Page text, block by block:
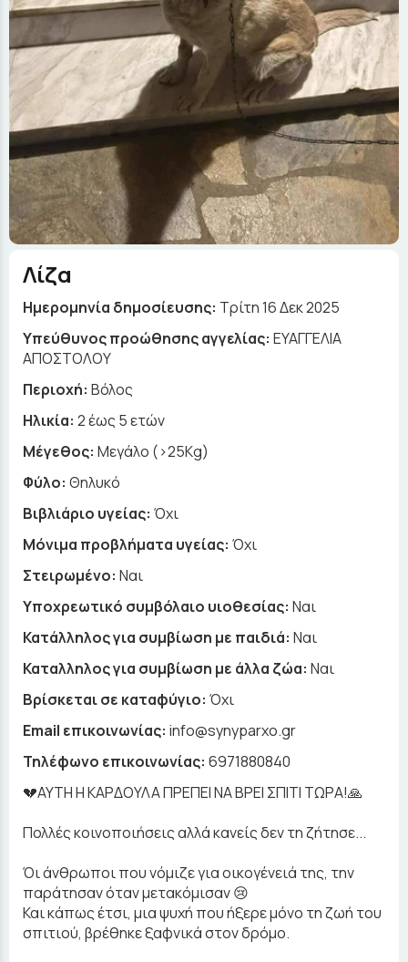
Λίζα
Ημερομηνία δημοσίευσης: Τρίτη 16 Δεκ 2025
Yπεύθυνος προώθησης αγγελίας: ΕΥΑΓΓΕΛΙΑ
ΑΠΟΣΤΟΛΟΥ
Περιοχή: Βόλος
Ηλικία: 2 έως 5 ετών
Μέγεθος: Μεγάλο (>25Kg)
Φύλο: Θηλυκό
Βιβλιάριο υγείας: Όχι
Μόνιμα προβλήματα υγείας: Όχι
Στειρωμένο: Ναι
Υποχρεωτικό συμβόλαιο υιοθεσίας: Ναι
Κατάλληλος για συμβίωση με παιδιά: Ναι
Καταλληλος για συμβίωση με άλλα ζώα: Ναι
Βρίσκεται σε καταφύγιο: Όχι
Email επικοινωνίας: info@synyparxo.gr
Τηλέφωνο επικοινωνίας: 6971880840
💔ΑΥΤΗ Η ΚΑΡΔΟΥΛΑ ΠΡΕΠΕΙ ΝΑ ΒΡΕΙ ΣΠΙΤΙ ΤΩΡΑ!🙏
Πολλές κοινοποιήσεις αλλά κανείς δεν τη ζήτησε...
Όι άνθρωποι που νόμιζε για οικογένειά της, την
παράτησαν όταν μετακόμισαν 😢
Και κάπως έτσι, μια ψυχή που ήξερε μόνο τη ζωή του
σπιτιού, βρέθηκε ξαφνικά στον δρόμο.